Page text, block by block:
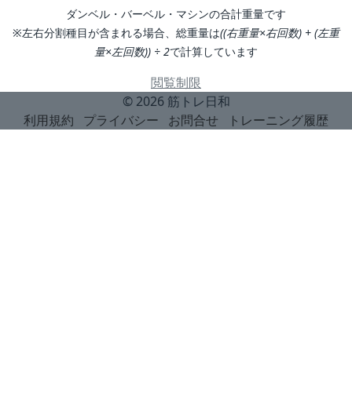
ダンベル・バーベル・マシンの合計重量です
※左右分割種目が含まれる場合、総重量は((右重量×右回数) + (左重
量×左回数)) ÷ 2で計算しています
閲覧制限
© 2026 筋トレ日和
利用規約
プライバシー お問合せ トレーニング履歴